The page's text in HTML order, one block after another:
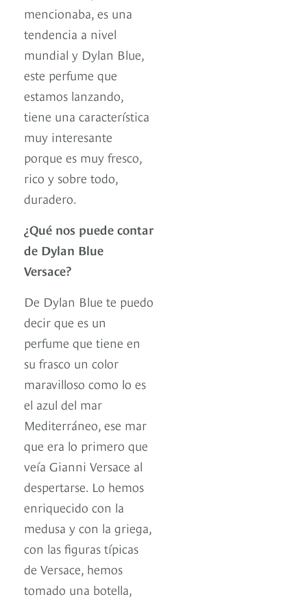
mencionaba, es una
tendencia a nivel
mundial y Dylan Blue,
este perfume que
estamos lanzando,
tiene una característica
muy interesante
porque es muy fresco,
rico y sobre todo,
duradero.
¿Qué nos puede contar
de Dylan Blue
Versace?
De Dylan Blue te puedo
decir que es un
perfume que tiene en
su frasco un color
maravilloso como lo es
el azul del mar
Mediterráneo, ese mar
que era lo primero que
veía Gianni Versace al
despertarse. Lo hemos
enriquecido con la
medusa y con la griega,
con las figuras típicas
de Versace, hemos
tomado una botella,